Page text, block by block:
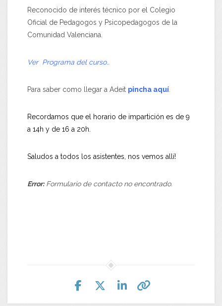
Reconocido de interés técnico por el Colegio
Oficial de Pedagogos y Psicopedagogos de la
Comunidad Valenciana.
Ver Programa del curso..
Para saber como llegar a Adeit pincha aquí.
Recordamos que el horario de impartición es de 9
a 14h y de 16 a 20h.
Saludos a todos los asistentes, nos vemos allí!
Error:Formulario de contacto no encontrado.